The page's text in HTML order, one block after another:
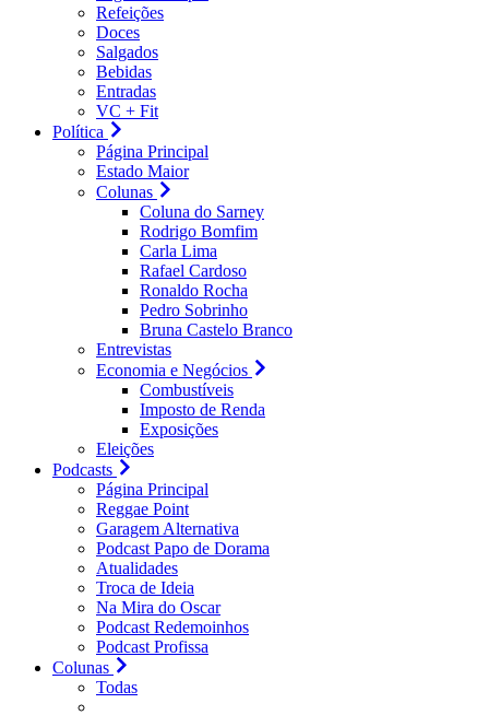
Refeições
Doces
Salgados
Bebidas
Entradas
VC + Fit
Política
Página Principal
Estado Maior
Colunas
Coluna do Sarney
Rodrigo Bomfim
Carla Lima
Rafael Cardoso
Ronaldo Rocha
Pedro Sobrinho
Bruna Castelo Branco
Entrevistas
Economia e Negócios
Combustíveis
Imposto de Renda
Exposições
Eleições
Podcasts
Página Principal
Reggae Point
Garagem Alternativa
Podcast Papo de Dorama
Atualidades
Troca de Ideia
Na Mira do Oscar
Podcast Redemoinhos
Podcast Profissa
Colunas
Todas